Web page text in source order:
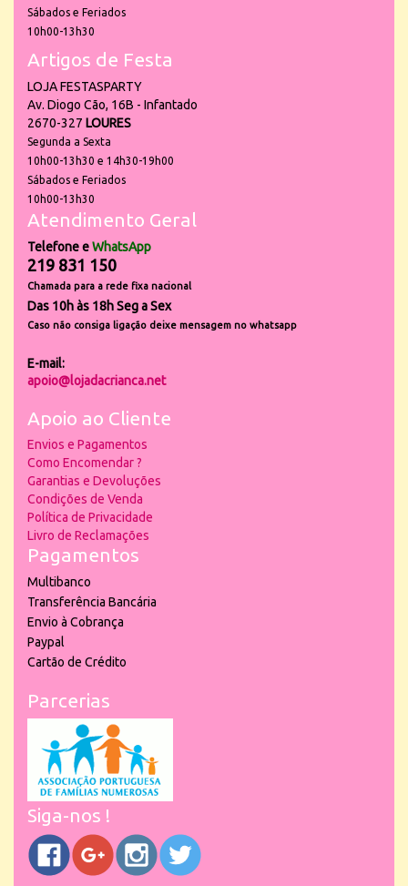
Sábados e Feriados
10h00-13h30
Artigos de Festa
LOJA FESTASPARTY
Av. Diogo Cão, 16B - Infantado
2670-327 LOURES
Segunda a Sexta
10h00-13h30 e 14h30-19h00
Sábados e Feriados
10h00-13h30
Atendimento Geral
Telefone eWhatsApp
219 831 150
Chamada para a rede fixa nacional
Das 10h às 18h Seg a Sex
Caso não consiga ligação deixe mensagem no whatsapp
E-mail:
apoio@lojadacrianca.net
Apoio ao Cliente
Envios e Pagamentos
Como Encomendar ?
Garantias e Devoluções
Condições de Venda
Política de Privacidade
Livro de Reclamações
Pagamentos
Multibanco
Transferência Bancária
Envio à Cobrança
Paypal
Cartão de Crédito
Parcerias
Siga-nos !